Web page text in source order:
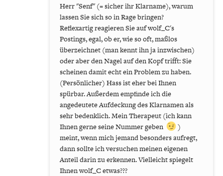
Herr "Senf" (= sicher ihr Klarname), warum
lassen Sie sich so in Rage bringen?
Reflexartig reagieren Sie auf wolf_C's
Postings, egal, ob er, wie so oft, maßlos
überzeichnet (man kennt ihn ja inzwischen)
oder aber den Nagel auf den Kopf trifft: Sie
scheinen damit echt ein Problem zu haben.
(Persönlicher) Hass ist eher bei Ihnen
spürbar. Außerdem empfinde ich die
angedeutete Aufdeckung des Klarnamen als
sehr bedenklich. Mein Therapeut (ich kann
Ihnen gerne seine Nummer geben
)
meint, wenn mich jemand besonders aufregt,
dann sollte ich versuchen meinen eigenen
Anteil darin zu erkennen. Vielleicht spiegelt
Ihnen wolf_C etwas???